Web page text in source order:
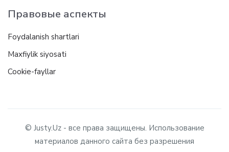
Правовые аспекты
Foydalanish shartlari
Maxfiylik siyosati
Cookie-fayllar
© Justy.Uz - все права защищены. Использование
материалов данного сайта без разрешения